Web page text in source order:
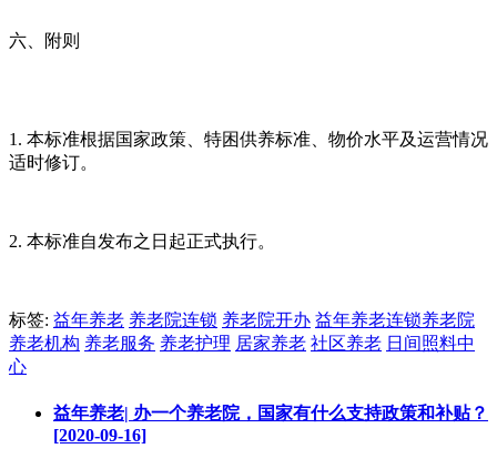
六、附则
1. 本标准根据国家政策、特困供养标准、物价水平及运营情况
适时修订。
2. 本标准自发布之日起正式执行。
标签: 益年养老 养老院连锁 养老院开办 益年养老连锁养老院
养老机构 养老服务 养老护理 居家养老 社区养老 日间照料中
心
益年养老| 办一个养老院，国家有什么支持政策和补贴？
[2020-09-16]